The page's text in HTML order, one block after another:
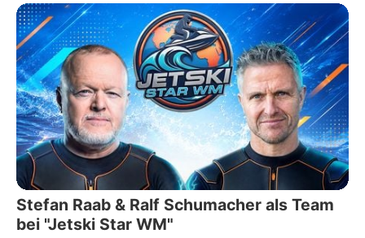
Stefan Raab & Ralf Schumacher als Team
bei "Jetski Star WM"